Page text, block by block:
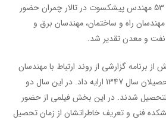
تاسیس کانون است. امسال 53 مهندس پیشکسوت در تالار چمران حضور
مهندسان راه و ساختمان، مهندسان برق و
و معدن تقدیر شد.
برنامه گزارشی از روند ارتباط با مهندسان
پیشکسوت و تعداد فارغ‌التحصیلان سال 1347 ارایه داد. در این سال دو
شدند. در این بخش فیلمی از حضور
فنی و تعریف خاطراتشان از زمان تحصیل